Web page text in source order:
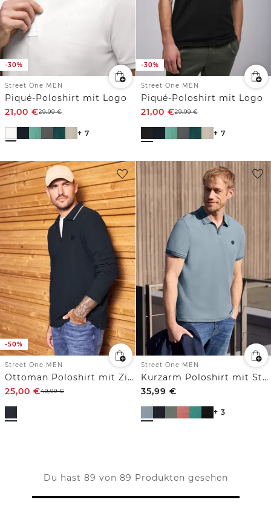
-30%
Street One MEN
Piqué-Poloshirt mit Logo
21,00 €29,99€
+ 7
-30%
Street One MEN
Piqué-Poloshirt mit Logo
21,00 €29,99€
+ 7
-50%
Street One MEN
Ottoman Poloshirt mit Zipper
25,00 €49,99€
Street One MEN
Kurzarm Poloshirt mit Struktur
35,99 €
+ 3
Du hast 89 von 89 Produkten gesehen